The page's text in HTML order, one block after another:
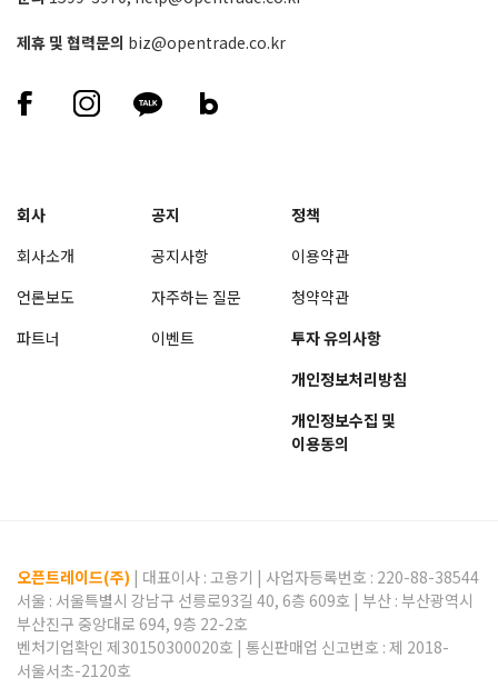
제휴 및 협력문의 biz@opentrade.co.kr
회사
회사소개
언론보도
파트너
공지
공지사항
자주하는 질문
이벤트
정책
이용약관
청약약관
투자 유의사항
개인정보처리방침
개인정보수집 및
이용동의
오픈트레이드(주) | 대표이사 : 고용기 | 사업자등록번호 : 220-88-38544
서울 : 서울특별시 강남구 선릉로93길 40, 6층 609호 | 부산 : 부산광역시
부산진구 중앙대로 694, 9층 22-2호
벤처기업확인 제30150300020호 | 통신판매업 신고번호 : 제 2018-
서울서초-2120호